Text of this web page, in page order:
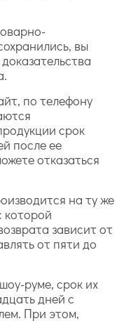
вы
по телефону
срок
после ее
отказаться
на ту же
которой
зависит от
от пяти до
руме, срок их
дней с
При этом,